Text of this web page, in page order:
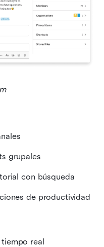
grupales
con búsqueda
de productividad
real